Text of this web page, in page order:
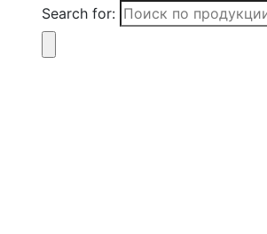
Search for: